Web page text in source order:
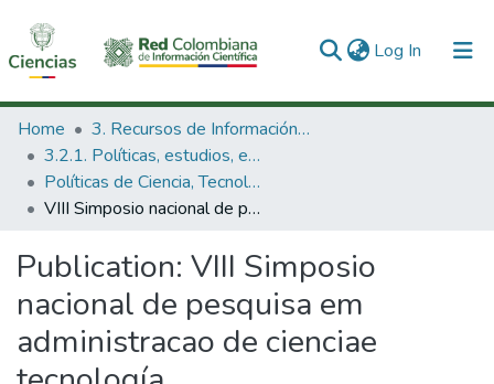
Log In (current)
Communities & Collections
All of DSpace
Statistics
Home
3. Recursos de Información Científica y Tecnológica
3.2.1. Políticas, estudios, evaluaciones e indicadores de CTeI
Políticas de Ciencia, Tecnología e Innovación
VIII Simposio nacional de pesquisa em administracao de cienciae tecnología.
Publication: VIII Simposio
nacional de pesquisa em
administracao de cienciae